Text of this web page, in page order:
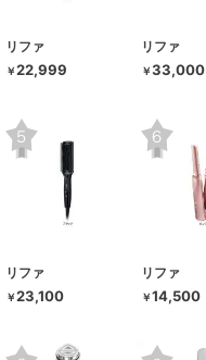
リファ
￥22,999
リファ
￥33,000
リファ
￥23,100
リファ
￥14,500